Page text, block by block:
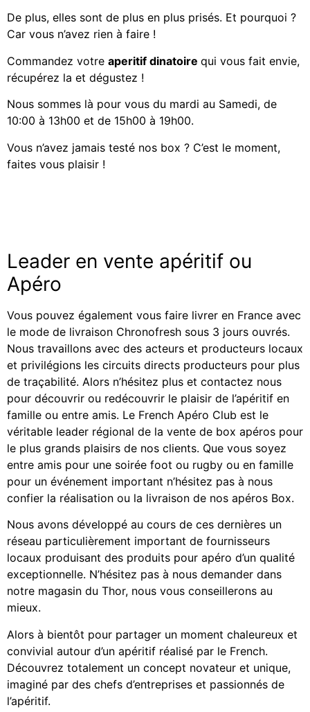
De plus, elles sont de plus en plus prisés. Et pourquoi ?
Car vous n’avez rien à faire !
Commandez votre aperitif dinatoire qui vous fait envie,
récupérez la et dégustez !
Nous sommes là pour vous du mardi au Samedi, de
10:00 à 13h00 et de 15h00 à 19h00.
Vous n’avez jamais testé nos box ? C’est le moment,
faites vous plaisir !
Leader en vente apéritif ou
Apéro
Vous pouvez également vous faire livrer en France avec
le mode de livraison Chronofresh sous 3 jours ouvrés.
Nous travaillons avec des acteurs et producteurs locaux
et privilégions les circuits directs producteurs pour plus
de traçabilité. Alors n’hésitez plus et contactez nous
pour découvrir ou redécouvrir le plaisir de l’apéritif en
famille ou entre amis. Le French Apéro Club est le
véritable leader régional de la vente de box apéros pour
le plus grands plaisirs de nos clients. Que vous soyez
entre amis pour une soirée foot ou rugby ou en famille
pour un événement important n’hésitez pas à nous
confier la réalisation ou la livraison de nos apéros Box.
Nous avons développé au cours de ces dernières un
réseau particulièrement important de fournisseurs
locaux produisant des produits pour apéro d’un qualité
exceptionnelle. N’hésitez pas à nous demander dans
notre magasin du Thor, nous vous conseillerons au
mieux.
Alors à bientôt pour partager un moment chaleureux et
convivial autour d’un apéritif réalisé par le French.
Découvrez totalement un concept novateur et unique,
imaginé par des chefs d’entreprises et passionnés de
l’apéritif.